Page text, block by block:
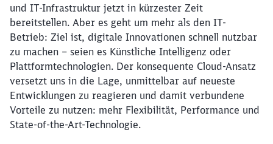
und IT-Infrastruktur jetzt in kürzester Zeit
bereitstellen. Aber es geht um mehr als den IT-
Betrieb: Ziel ist, digitale Innovationen schnell nutzbar
zu machen – seien es Künstliche Intelligenz oder
Plattformtechnologien. Der konsequente Cloud-Ansatz
versetzt uns in die Lage, unmittelbar auf neueste
Entwicklungen zu reagieren und damit verbundene
Vorteile zu nutzen: mehr Flexibilität, Performance und
State-of-the-Art-Technologie.